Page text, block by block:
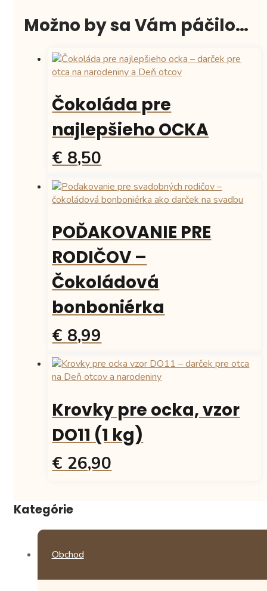
Možno by sa Vám páčilo…
Čokoláda pre
najlepšieho OCKA
€ 8,50
POĎAKOVANIE PRE
RODIČOV –
Čokoládová
bonboniérka
€ 8,99
Krovky pre ocka, vzor
DO11 (1 kg)
€ 26,90
Kategórie
Obchod